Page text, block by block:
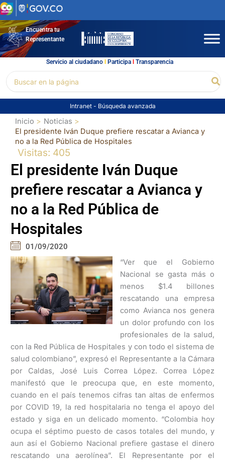
Ir
al
contenidoEncuentra tu
Representante
Servicio al ciudadano l Participal Transparencia
por:
Intranet - Búsqueda avanzada
Inicio
Noticias
El presidente Iván Duque prefiere rescatar a Avianca y
no a la Red Pública de Hospitales
Visitas: 405
El presidente Iván Duque
prefiere rescatar a Avianca y
no a la Red Pública de
Hospitales
01/09/2020
“Ver que el Gobierno
Nacional se gasta más o
menos $1.4 billones
rescatando una empresa
como Avianca nos genera
un dolor profundo con los
profesionales de la salud,
con la Red Pública de Hospitales y con todo el sistema de
salud colombiano”, expresó el Representante a la Cámara
por Caldas, José Luis Correa López. Correa López
manifestó que le preocupa que, en este momento,
cuando en el país tenemos cifras tan altas de enfermos
por COVID 19, la red hospitalaria no tenga el apoyo del
estado y siga en un delicado momento. “Colombia hoy
ocupa el séptimo puesto de casos totales del mundo, y
aun así el Gobierno Nacional prefiere gastase el dinero
rescatando una aerolínea”. El Representante por el